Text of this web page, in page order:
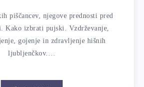
piščancev, njegove prednosti pred
Kako izbrati pujski. Vzdrževanje,
gojenje in zdravljenje hišnih
ljubljenčkov.…